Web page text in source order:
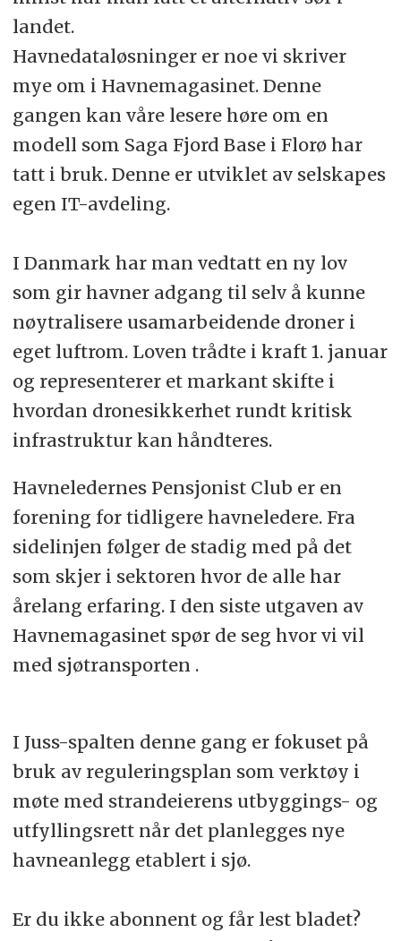
landet.
Havnedataløsninger er noe vi skriver
mye om i Havnemagasinet. Denne
gangen kan våre lesere høre om en
modell som Saga Fjord Base i Florø har
tatt i bruk. Denne er utviklet av selskapes
egen IT-avdeling.
I Danmark har man vedtatt en ny lov
som gir havner adgang til selv å kunne
nøytralisere usamarbeidende droner i
eget luftrom. Loven trådte i kraft 1. januar
og representerer et markant skifte i
hvordan dronesikkerhet rundt kritisk
infrastruktur kan håndteres.
Havneledernes Pensjonist Club er en
forening for tidligere havneledere. Fra
sidelinjen følger de stadig med på det
som skjer i sektoren hvor de alle har
årelang erfaring. I den siste utgaven av
Havnemagasinet spør de seg hvor vi vil
med sjøtransporten .
I Juss-spalten denne gang er fokuset på
bruk av reguleringsplan som verktøy i
møte med strandeierens utbyggings- og
utfyllingsrett når det planlegges nye
havneanlegg etablert i sjø.
Er du ikke abonnent og får lest bladet?